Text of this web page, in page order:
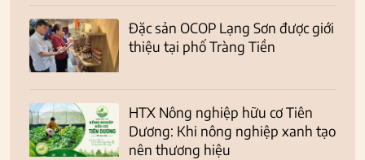
Đặc sản OCOP Lạng Sơn được giới
thiệu tại phố Tràng Tiền
HTX Nông nghiệp hữu cơ Tiên
Dương: Khi nông nghiệp xanh tạo
nên thương hiệu